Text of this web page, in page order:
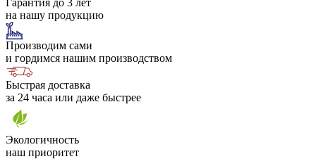
на нашу продукцию
Производим сами
и гордимся нашим производством
Быстрая доставка
за 24 часа или даже быстрее
Экологичность
наш приоритет